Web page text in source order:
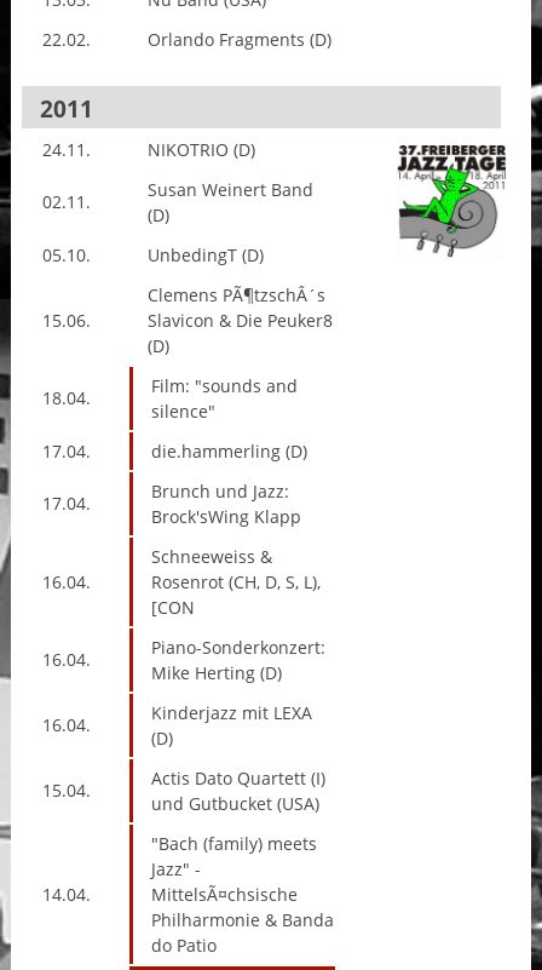
22.02.
Orlando Fragments (D)
2011
24.11. NIKOTRIO (D)
02.11.
Susan Weinert Band
(D)
05.10.
UnbedingT (D)
15.06.
Clemens PÃ¶tzschÂ´s
Slavicon & Die Peuker8
(D)
18.04.
Film: "sounds and
silence"
17.04.
die.hammerling (D)
17.04.
Brunch und Jazz:
Brock'sWing Klapp
16.04.
Schneeweiss &
Rosenrot (CH, D, S, L),
[CON
16.04.
Piano-Sonderkonzert:
Mike Herting (D)
16.04.
Kinderjazz mit LEXA
(D)
15.04.
Actis Dato Quartett (I)
und Gutbucket (USA)
14.04.
"Bach (family) meets
Jazz" -
MittelsÃ¤chsische
Philharmonie & Banda
do Patio